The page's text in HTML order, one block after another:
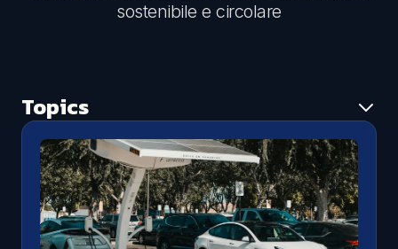
sostenibile e circolare
Topics
Tutti i topic
Ambiente
Aggiornamento normativo
Caso studio
Economia circolare
News